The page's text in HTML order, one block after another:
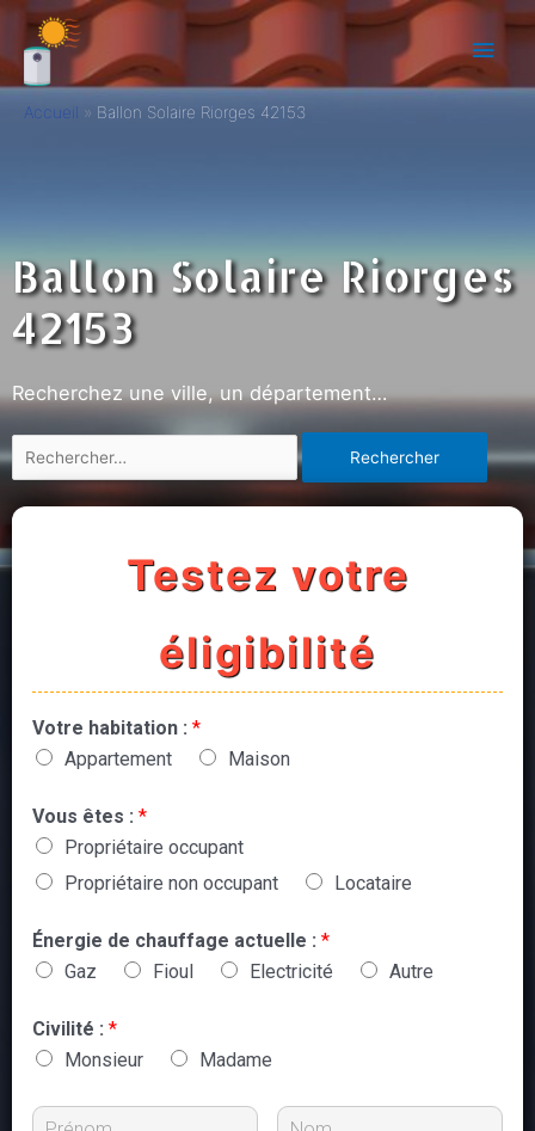
Accueil Ballon Solaire Riorges 42153
Ballon Solaire Riorges
42153
Recherchez une ville, un département…
Testez votre
éligibilité
Votre habitation : *
Appartement
Maison
Vous êtes : *
Propriétaire occupant
Propriétaire non occupant
Locataire
Énergie de chauffage actuelle : *
Gaz
Fioul Electricité Autre
Civilité : *
Monsieur
Madame